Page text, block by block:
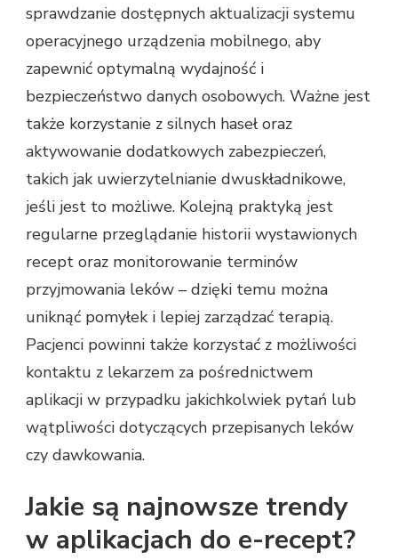
sprawdzanie dostępnych aktualizacji systemu
operacyjnego urządzenia mobilnego, aby
zapewnić optymalną wydajność i
bezpieczeństwo danych osobowych. Ważne jest
także korzystanie z silnych haseł oraz
aktywowanie dodatkowych zabezpieczeń,
takich jak uwierzytelnianie dwuskładnikowe,
jeśli jest to możliwe. Kolejną praktyką jest
regularne przeglądanie historii wystawionych
recept oraz monitorowanie terminów
przyjmowania leków – dzięki temu można
uniknąć pomyłek i lepiej zarządzać terapią.
Pacjenci powinni także korzystać z możliwości
kontaktu z lekarzem za pośrednictwem
aplikacji w przypadku jakichkolwiek pytań lub
wątpliwości dotyczących przepisanych leków
czy dawkowania.
Jakie są najnowsze trendy
w aplikacjach do e-recept?